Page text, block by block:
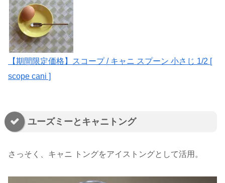
【期間限定価格】スコープ / キャニ スプーン 小さじ 1/2 [
scope cani ]
ユーズミーとキャニトング
さっそく、キャニ トングをアイストングとして活用。